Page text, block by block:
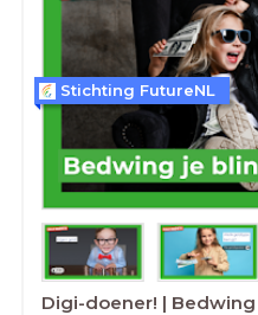
Digi-doener! |
Stichting FutureNL